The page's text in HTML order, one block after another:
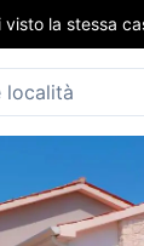
visto la stessa